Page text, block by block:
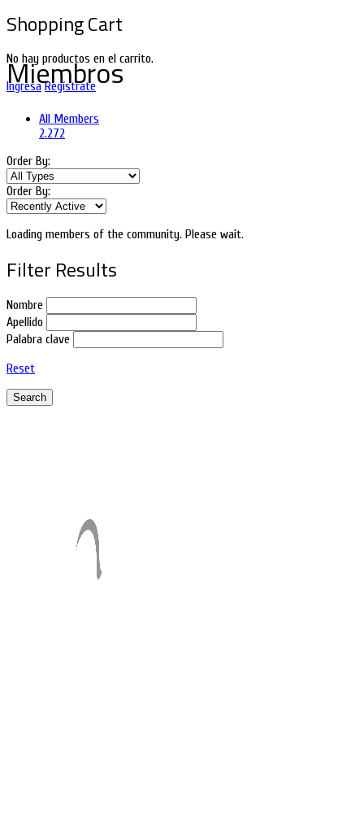
Shopping Cart
No hay productos en el carrito.
Ingresa Regístrate
Miembros
All Members
2.272
Order By:
Order By:
Loading members of the community. Please wait.
Filter Results
Nombre
Apellido
Palabra clave
Reset